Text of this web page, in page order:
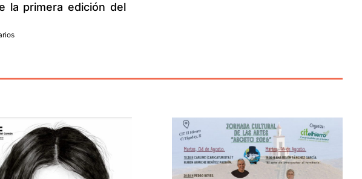
la primera edición del